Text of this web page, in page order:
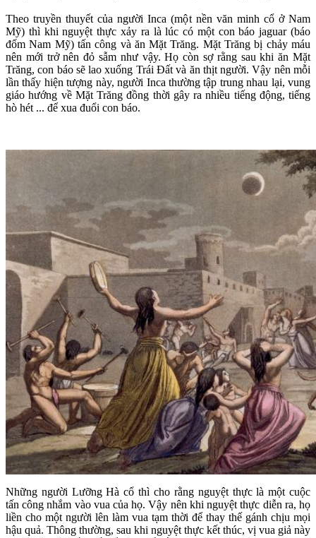
Theo truyền thuyết của người Inca (một nền văn minh cổ ở Nam
Mỹ) thì khi nguyệt thực xảy ra là lúc có một con báo jaguar (báo
đốm Nam Mỹ) tấn công và ăn Mặt Trăng. Mặt Trăng bị chảy máu
nên mới trở nên đỏ sẫm như vậy. Họ còn sợ rằng sau khi ăn Mặt
Trăng, con báo sẽ lao xuống Trái Đất và ăn thịt người. Vậy nên mỗi
lần thấy hiện tượng này, người Inca thường tập trung nhau lại, vung
giáo hướng về Mặt Trăng đồng thời gây ra nhiều tiếng động, tiếng
hò hét ... để xua đuổi con báo.
Những người Lưỡng Hà cổ thì cho rằng nguyệt thực là một cuộc
tấn công nhắm vào vua của họ. Vậy nên khi nguyệt thực diễn ra, họ
liền cho một người lên làm vua tạm thời để thay thế gánh chịu mọi
hậu quả. Thông thường, sau khi nguyệt thực kết thúc, vị vua giả này